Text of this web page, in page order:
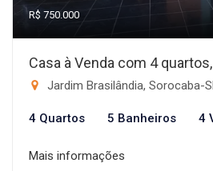
R$ 750.000
Casa à Venda com 4
Jardim Brasilândia, Sorocaba-
4 Quartos 5 Banheiros 4
Mais informações